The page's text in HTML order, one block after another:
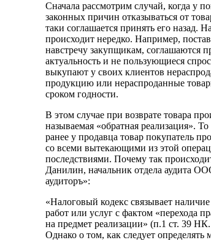
Сначала рассмотрим случай, когда у
законных причин отказываться от
таки соглашается принять его назад.
происходит нередко. Например,
навстречу закупщикам, соглашаются
актуальность и не пользующиеся
выкупают у своих клиентов
продукцию или нераспроданные
сроком годности.
В этом случае при возврате товара
называемая «обратная реализация».
ранее у продавца товар покупатель
со всеми вытекающими из этой
последствиями. Почему так
Данилин, начальник отдела аудита
аудиторъ»:
«Налоговый кодекс связывает
работ или услуг с фактом «перехода
на предмет реализации» (п.1 ст. 39
Однако о том, как следует определять